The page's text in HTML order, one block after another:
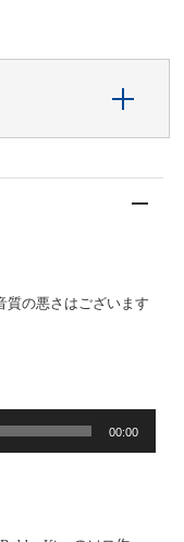
質の悪さはございます
00:00